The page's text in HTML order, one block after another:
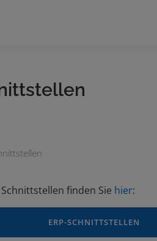
finden Sie hier:
ERP-SCHNITTSTELLEN